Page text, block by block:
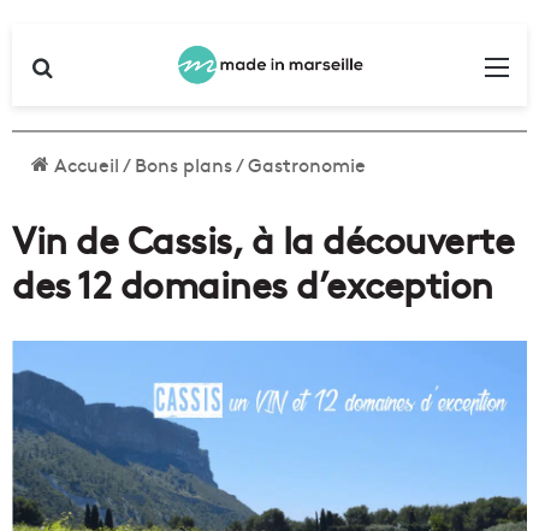
Accueil/Bons plans/Gastronomie
Vin de Cassis, à la découverte
des 12 domaines d’exception